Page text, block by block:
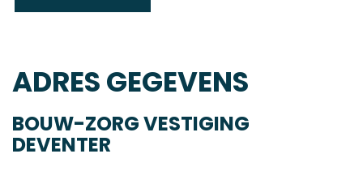
ADRES GEGEVENS
BOUW-ZORG VESTIGING
DEVENTER